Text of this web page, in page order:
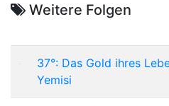
Weitere Folgen
37°: Das Gold ihres
Yemisi